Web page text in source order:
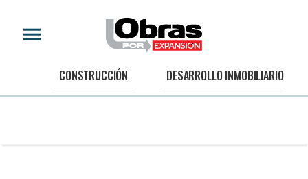
CONSTRUCCIÓN DESARROLLO INMOBILIARIO